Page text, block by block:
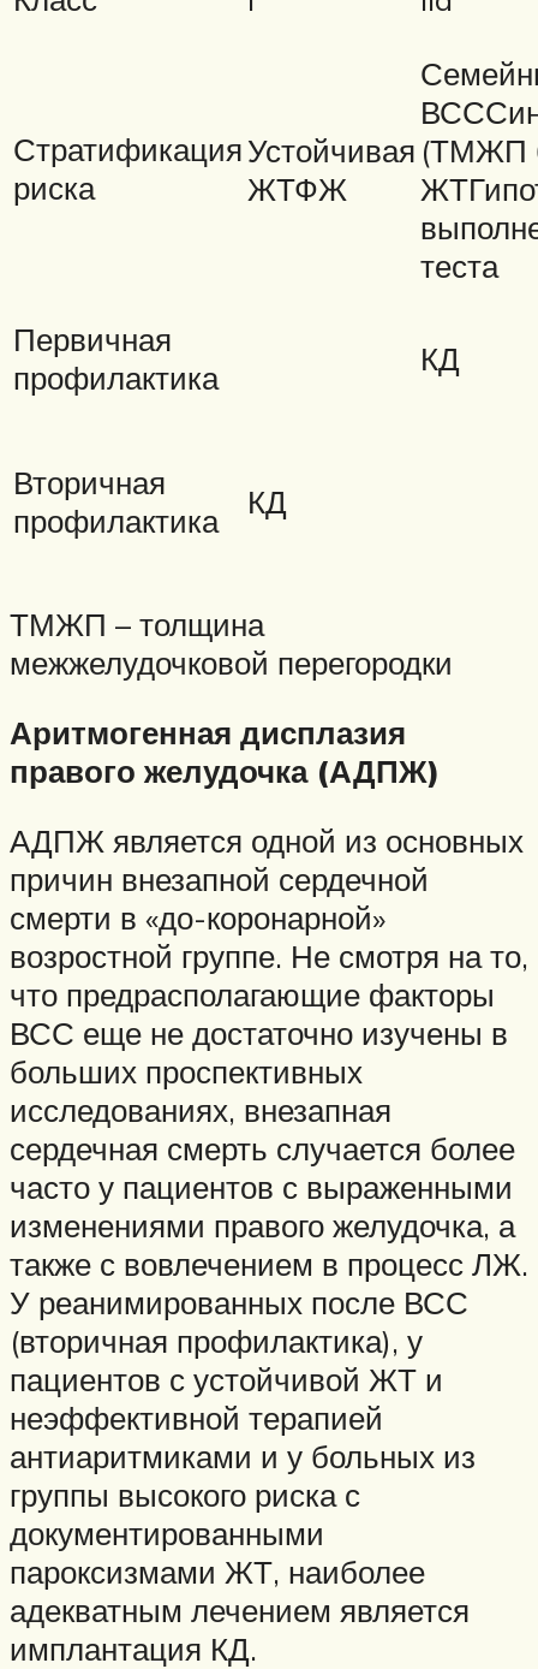
Стратификация
риска
Устойчивая
ЖТФЖ
(ТМЖП
теста
Первичная
профилактика
КД
Вторичная
профилактика
КД
ТМЖП – толщина
межжелудочковой перегородки
Аритмогенная дисплазия
правого желудочка (АДПЖ)
АДПЖ является одной из основных
причин внезапной сердечной
смерти в «до-коронарной»
возростной группе. Не смотря на то,
что предрасполагающие факторы
ВСС еще не достаточно изучены в
больших проспективных
исследованиях, внезапная
сердечная смерть случается более
часто у пациентов с выраженными
изменениями правого желудочка, а
также с вовлечением в процесс ЛЖ.
У реанимированных после ВСС
(вторичная профилактика), у
пациентов с устойчивой ЖТ и
неэффективной терапией
антиаритмиками и у больных из
группы высокого риска с
документированными
пароксизмами ЖТ, наиболее
адекватным лечением является
имплантация КД.